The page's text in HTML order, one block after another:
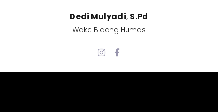
Dedi Mulyadi, S.Pd​
Waka Bidang Humas